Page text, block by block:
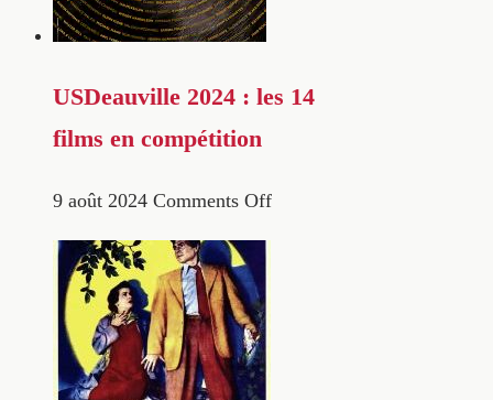
USDeauville 2024 : les 14
films en compétition
9 août 2024 Comments Off